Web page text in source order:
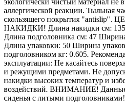
экологически чистый материал
аллергической реакции. Тыльная
скользящего покрытия
НАКИДКИ! Длина накидки см:
Длина подголовника см: 47
Длина упаковки: 50 Ширина
подголовником кг: 0.605.
эксплуатации: Не касайтесь
и режущими предметами. Не
накидки высоких температур и
воздействий. ВНИМАНИЕ! Данные
сиденья с литыми подголовниками!